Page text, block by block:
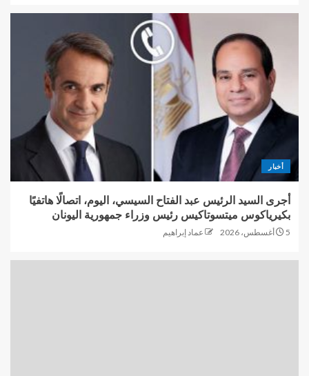
أخبار
أجرى السيد الرئيس عبد الفتاح السيسي، اليوم، اتصالًا هاتفيًا
بكيرياكوس ميتسوتاكيس رئيس وزراء جمهورية اليونان
5 أغسطس، 2026 عماد إبراهيم